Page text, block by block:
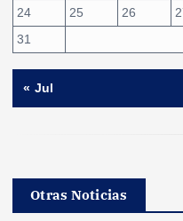
24
25 26
31
« Jul
Otras Noticias